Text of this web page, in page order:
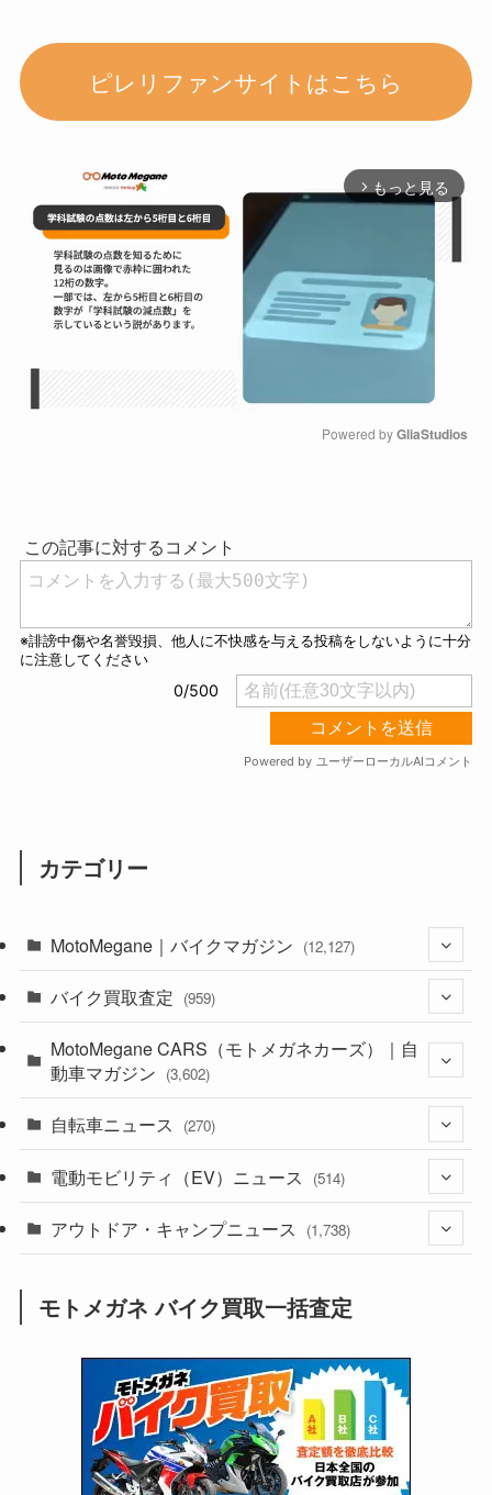
ピレリファンサイトはこちら
arrow_forward_ios もっと見る
Powered by GliaStudios
カテゴリー
MotoMegane｜バイクマガジン (12,127)
(44)
(1,241)
(637)
(118)
(60)
(31)
(51)
(34)
(5)
(252)
(38)
(24)
(16)
(25)
(24)
(249)
(64)
(16)
(62)
(4)
(306)
(6,955)
(2,473)
(249)
(1,226)
(12)
(131)
(38)
(167)
(85)
(171)
(66)
(16)
(141)
(254)
(1,139)
(166)
(23)
(33)
(415)
(16)
バイク買取査定 (959)
(352)
(1)
MotoMegane CARS（モトメガネカーズ）｜自
動車マガジン (3,602)
(185)
(137)
(72)
(2,743)
(126)
(170)
自転車ニュース (270)
(54)
(211)
電動モビリティ（EV）ニュース (514)
(132)
(171)
(118)
(27)
アウトドア・キャンプニュース (1,738)
(8)
(1,605)
(147)
(13)
モトメガネ バイク買取一括査定